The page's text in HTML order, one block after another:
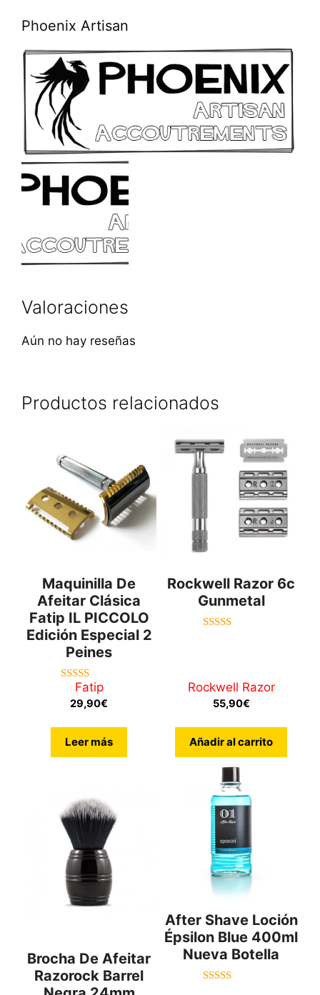
Phoenix Artisan
Valoraciones
Aún no hay reseñas
Productos relacionados
Maquinilla De
Afeitar Clásica
Fatip IL PICCOLO
Edición Especial 2
Peines
5.00
de 5
Fatip
29,90€
Leer más
Rockwell Razor 6c
Gunmetal
Rockwell Razor
55,90€
Añadir al carrito
Brocha De Afeitar
Razorock Barrel
After Shave Loción
Épsilon Blue 400ml
Nueva Botella